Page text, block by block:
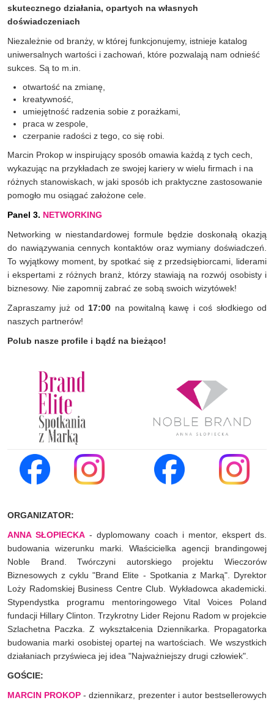
skutecznego działania, opartych na własnych
doświadczeniach
Niezależnie od branży, w której funkcjonujemy, istnieje katalog
uniwersalnych wartości i zachowań, które pozwalają nam odnieść
sukces. Są to m.in.
otwartość na zmianę,
kreatywność,
umiejętność radzenia sobie z porażkami,
praca w zespole,
czerpanie radości z tego, co się robi.
Marcin Prokop w inspirujący sposób omawia każdą z tych cech,
wykazując na przykładach ze swojej kariery w wielu firmach i na
różnych stanowiskach, w jaki sposób ich praktyczne zastosowanie
pomogło mu osiągać założone cele.
Panel 3. NETWORKING
Networking w niestandardowej formule będzie doskonałą okazją
do nawiązywania cennych kontaktów oraz wymiany doświadczeń.
To wyjątkowy moment, by spotkać się z przedsiębiorcami, liderami
i ekspertami z różnych branż, którzy stawiają na rozwój osobisty i
biznesowy. Nie zapomnij zabrać ze sobą swoich wizytówek!
Zapraszamy już od17:00 na powitalną kawę i coś słodkiego od
naszych partnerów!
Polub nasze profile i bądź na bieżąco!
ORGANIZATOR:
ANNA SŁOPIECKA - dyplomowany coach i mentor, ekspert ds.
budowania wizerunku marki. Właścicielka agencji brandingowej
Noble Brand. Twórczyni autorskiego projektu Wieczorów
Biznesowych z cyklu "Brand Elite - Spotkania z Marką". Dyrektor
Loży Radomskiej Business Centre Club. Wykładowca akademicki.
Stypendystka programu mentoringowego Vital Voices Poland
fundacji Hillary Clinton. Trzykrotny Lider Rejonu Radom w projekcie
Szlachetna Paczka. Z wykształcenia Dziennikarka. Propagatorka
budowania marki osobistej opartej na wartościach. We wszystkich
działaniach przyświeca jej idea "Najważniejszy drugi człowiek".
GOŚCIE:
MARCIN PROKOP - dziennikarz, prezenter i autor bestsellerowych